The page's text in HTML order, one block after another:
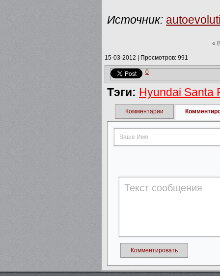
Источник:
«
15-03-2012 Просмотров: 991
0
Тэги: Hyundai Santa
Комментарии
Комментировать